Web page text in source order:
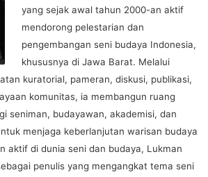
yang sejak awal tahun 2000-an aktif
mendorong pelestarian dan
pengembangan seni budaya Indonesia,
khususnya di Jawa Barat. Melalui
kuratorial, pameran, diskusi, publikasi,
komunitas, ia membangun ruang
seniman, budayawan, akademisi, dan
menjaga keberlanjutan warisan budaya
aktif di dunia seni dan budaya, Lukman
penulis yang mengangkat tema seni